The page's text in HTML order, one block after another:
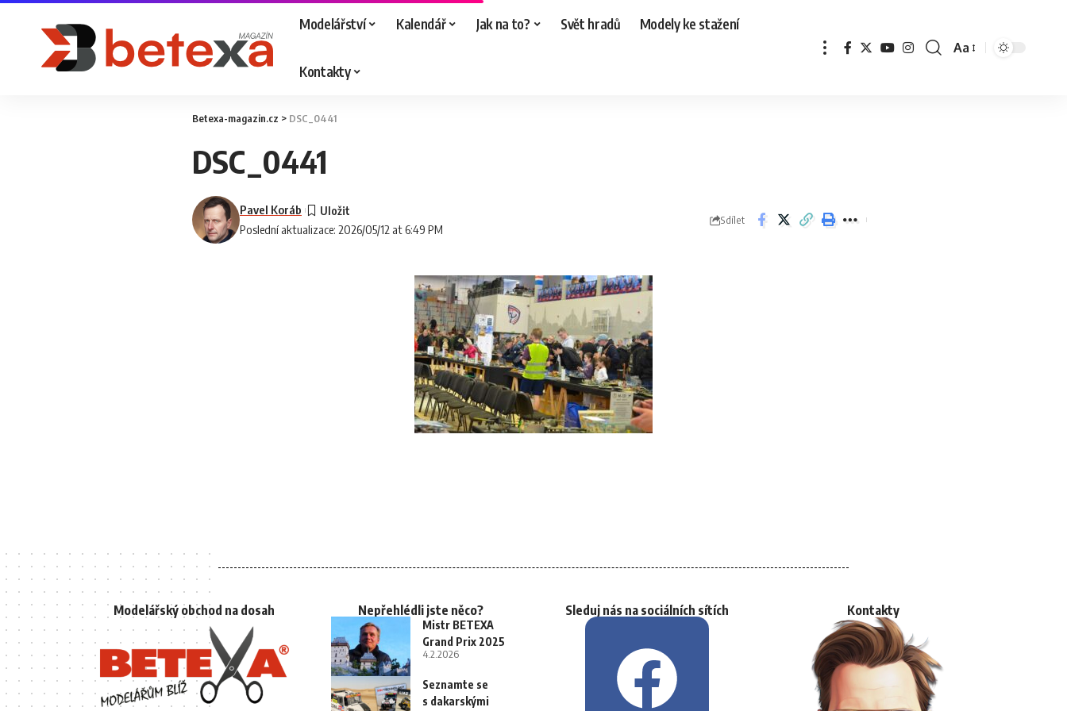
Modelářství Kalendář Jak na to? Svět hradů Modely ke stažení
Kontakty
Aa
Betexa-magazin.cz > DSC_0441
DSC_0441
Poslední aktualizace: 2026/05/12 at 6:49 PM
Pavel Koráb
Sdílet
Modelářský obchod na dosah Nepřehlédli jste něco?
Mistr BETEXA
Grand Prix 2025
4.2.2026
Seznamte se
s dakarskými
Sleduj nás na sociálních sítích Kontakty